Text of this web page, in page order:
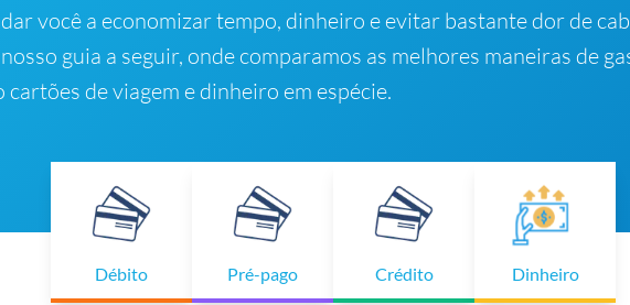
você a economizar tempo, dinheiro e evitar bastante dor de
guia a seguir, onde comparamos as melhores maneiras de
de viagem e dinheiro em espécie.
Débito Pré-pago Crédito Dinheiro